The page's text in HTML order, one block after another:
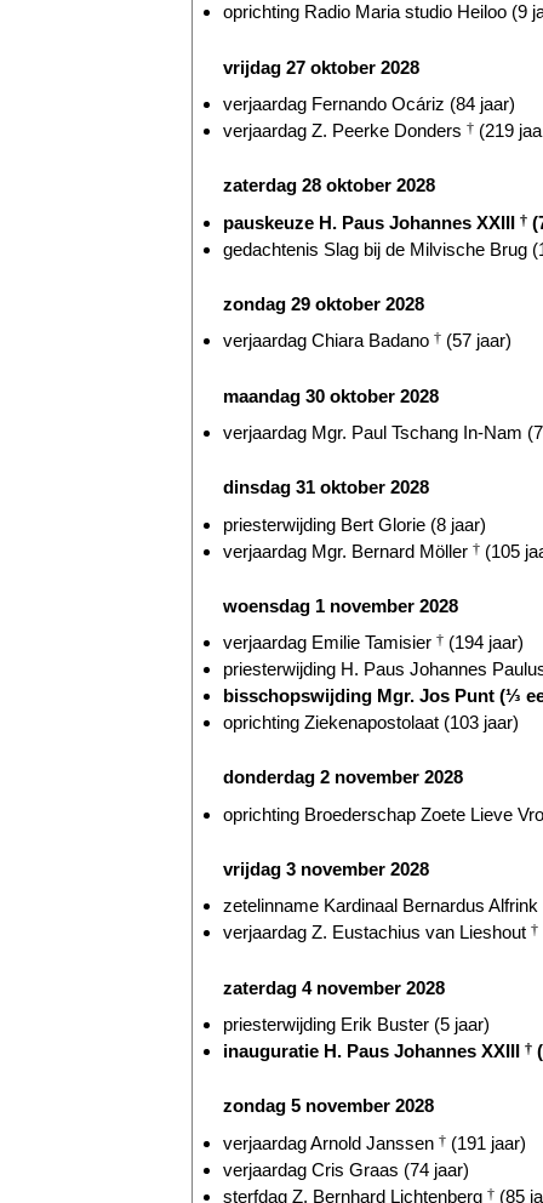
oprichting Radio Maria studio Heiloo (9
vrijdag 27 oktober 2028
verjaardag Fernando Ocáriz (84 jaar)
verjaardag Z. Peerke Donders † (219
zaterdag 28 oktober 2028
pauskeuze H. Paus Johannes XXIII †
gedachtenis Slag bij de Milvische Brug
zondag 29 oktober 2028
verjaardag Chiara Badano † (57 jaar)
maandag 30 oktober 2028
verjaardag Mgr. Paul Tschang In-Nam
dinsdag 31 oktober 2028
priesterwijding Bert Glorie (8 jaar)
verjaardag Mgr. Bernard Möller † (105
woensdag 1 november 2028
verjaardag Emilie Tamisier † (194 jaar)
priesterwijding H. Paus Johannes
bisschopswijding Mgr. Jos Punt (⅓
oprichting Ziekenapostolaat (103 jaar)
donderdag 2 november 2028
oprichting Broederschap Zoete Lieve
vrijdag 3 november 2028
zetelinname Kardinaal Bernardus Alfrink
verjaardag Z. Eustachius van Lieshout †
zaterdag 4 november 2028
priesterwijding Erik Buster (5 jaar)
inauguratie H. Paus Johannes XXIII †
zondag 5 november 2028
verjaardag Arnold Janssen † (191 jaar)
verjaardag Cris Graas (74 jaar)
sterfdag Z. Bernhard Lichtenberg † (85